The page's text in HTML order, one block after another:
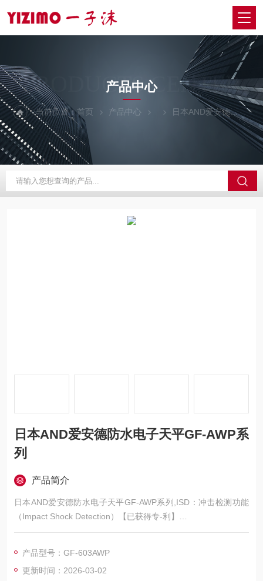
PRODUCTS CENTER
产品中心
当前位置：首页 产品中心 日本AND爱安德 GF-
日本AND爱安德防水电子天平GF-AWP系
列
产品简介
日本AND爱安德防水电子天平GF-AWP系列,ISD：冲击检测功能
（Impact Shock Detection）【已获得专-利】
当量杯受到冲击时，通过4级警告显示和蜂鸣器通知
产品型号：GF-603AWP
更新时间：2026-03-02